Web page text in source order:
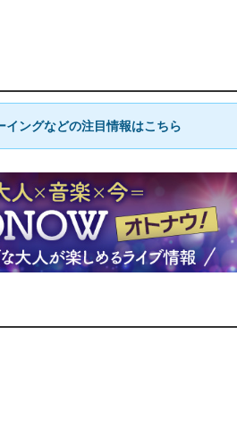
イングなどの注目情報はこちら